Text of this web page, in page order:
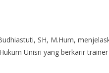
SH, M.Hum,
Unisri yang berkarir